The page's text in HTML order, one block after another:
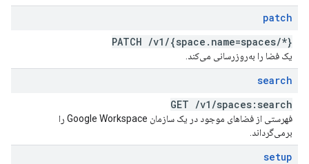
patch
PATCH /v1 /{space . name=spaces/*}
یک فضا را به‌روزرسانی می‌کند.
search
GET /v1 /spaces:search
فهرستی از فضاهای موجود در یک سازمان Google Workspace را
برمی‌گرداند.
setup